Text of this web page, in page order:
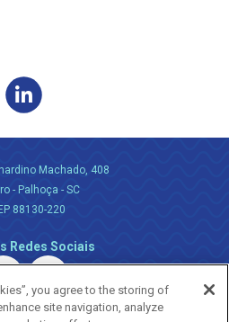
Machado, 408
- Palhoça - SC
88130-220
Redes Sociais
you agree to the storing of
site navigation, analyze